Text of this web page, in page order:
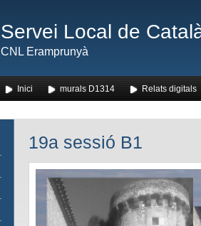
Servei Local de
CNL Eramprunyà
Inici murals D1314 Relats digitals
19a sessió B1